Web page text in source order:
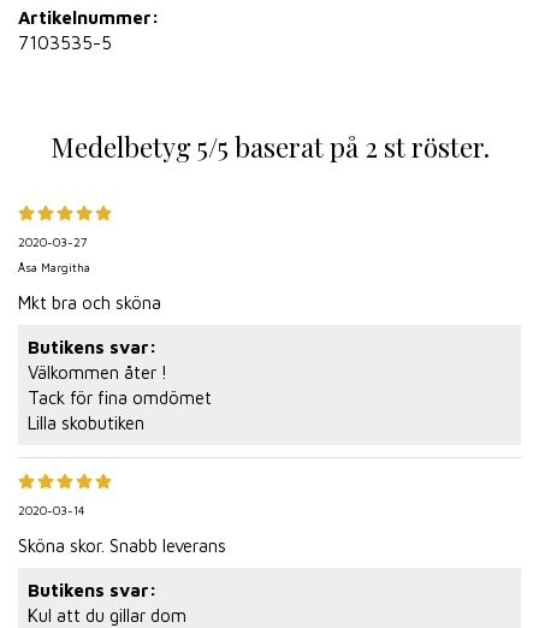
Artikelnummer:
7103535-5
Medelbetyg 5/5 baserat på 2 st röster.
2020-03-27
Åsa Margitha
Mkt bra och sköna
Butikens svar:
Välkommen åter !
Tack för fina omdömet
Lilla skobutiken
2020-03-14
Sköna skor. Snabb leverans
Butikens svar:
Kul att du gillar dom